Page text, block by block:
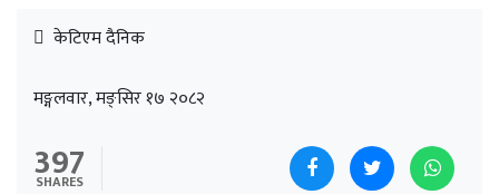
केटिएम दैनिक
मङ्गलवार, मङ्सिर १७ २०८२
397
SHARES